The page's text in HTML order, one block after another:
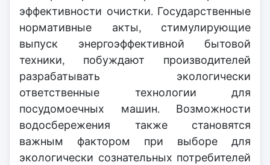
эффективности очистки. Государственные
нормативные акты, стимулирующие
выпуск энергоэффективной бытовой
техники, побуждают производителей
разрабатывать экологически
ответственные технологии для
посудомоечных машин. Возможности
водосбережения также становятся
важным фактором при выборе для
экологически сознательных потребителей